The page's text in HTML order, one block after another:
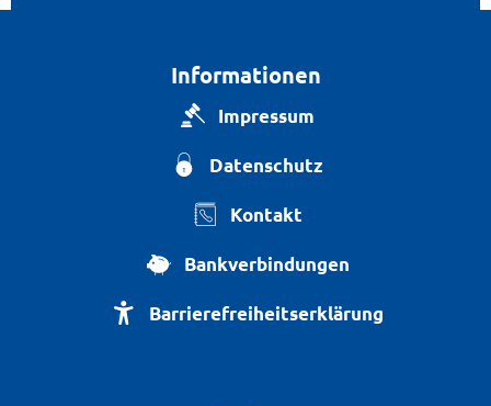
Informationen
Impressum
Datenschutz
Kontakt
Bankverbindungen
Barrierefreiheitserklärung